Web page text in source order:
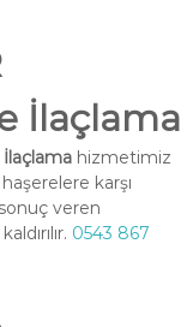
İlaçlama
hizmetimiz
karşı
veren
0543 867